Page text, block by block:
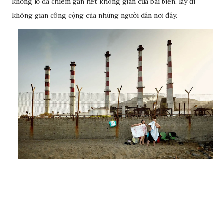
không gian công cộng của những người dân nơi đây.